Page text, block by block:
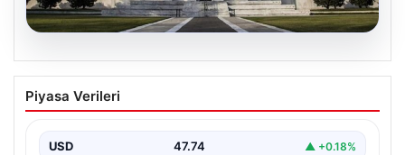
07.08.2026
FED faiz kararı ne zaman, saat kaçta?
Faiz beklentisi ne yönde? 2026 FED
Piyasa Verileri
USD 47.74 ▲ +0.18%